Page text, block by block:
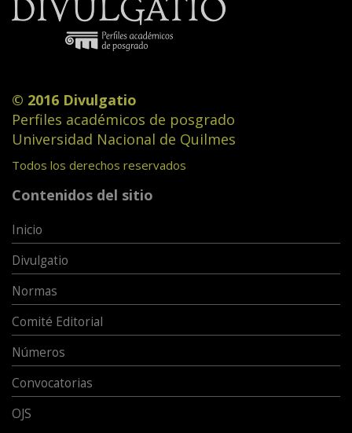
© 2016 Divulgatio
Perfiles académicos de posgrado
Universidad Nacional de Quilmes
Todos los derechos reservados
Contenidos del sitio
Inicio
Divulgatio
Normas
Comité Editorial
Números
Convocatorias
OJS